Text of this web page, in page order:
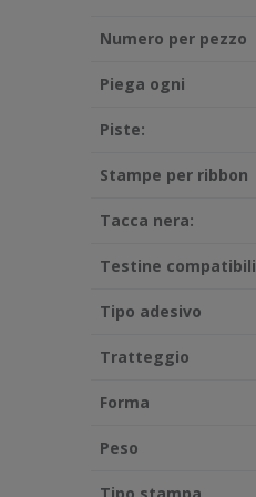
Numero per pezzo
Piega ogni
Piste:
Stampe per ribbon
Tacca nera:
Testine compatibili
Tipo adesivo
Tratteggio
Forma
Peso
Tipo stampa